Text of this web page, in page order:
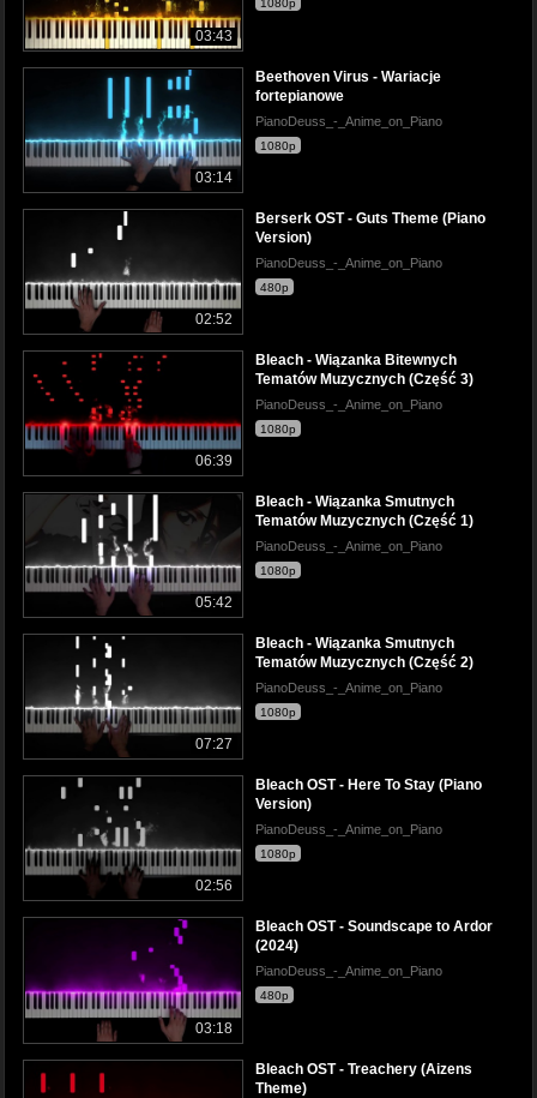
03:43
1080p
03:14
Beethoven Virus - Wariacje
fortepianowe
PianoDeuss_-_Anime_on_Piano
1080p
02:52
Berserk OST - Guts Theme (Piano
Version)
PianoDeuss_-_Anime_on_Piano
480p
06:39
Bleach - Wiązanka Bitewnych
Tematów Muzycznych (Część 3)
PianoDeuss_-_Anime_on_Piano
1080p
05:42
Bleach - Wiązanka Smutnych
Tematów Muzycznych (Część 1)
PianoDeuss_-_Anime_on_Piano
1080p
07:27
Bleach - Wiązanka Smutnych
Tematów Muzycznych (Część 2)
PianoDeuss_-_Anime_on_Piano
1080p
02:56
Bleach OST - Here To Stay (Piano
Version)
PianoDeuss_-_Anime_on_Piano
1080p
03:18
Bleach OST - Soundscape to Ardor
(2024)
PianoDeuss_-_Anime_on_Piano
480p
Bleach OST - Treachery (Aizens
Theme)